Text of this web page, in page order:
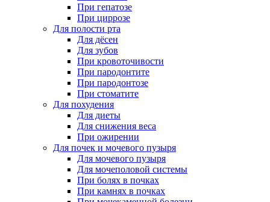
При гепатозе
При циррозе
Для полости рта
Для дёсен
Для зубов
При кровоточивости
При пародонтите
При пародонтозе
При стоматите
Для похудения
Для диеты
Для снижения веса
При ожирении
Для почек и мочевого пузыря
Для мочевого пузыря
Для мочеполовой системы
При болях в почках
При камнях в почках